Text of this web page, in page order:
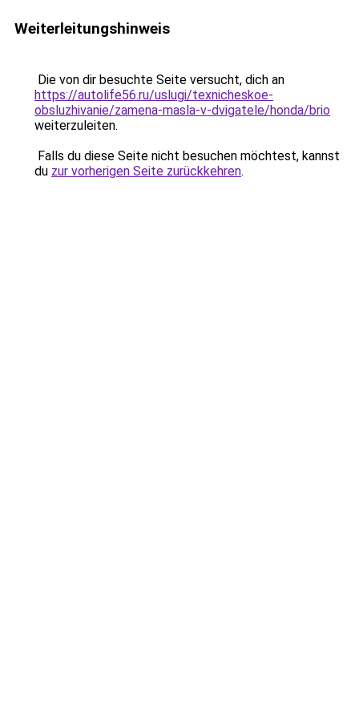
Weiterleitungshinweis
Die von dir besuchte Seite versucht, dich an
https://autolife56.ru/uslugi/texnicheskoe-
obsluzhivanie/zamena-masla-v-dvigatele/honda/brio
weiterzuleiten.
Falls du diese Seite nicht besuchen möchtest, kannst
du zur vorherigen Seite zurückkehren.